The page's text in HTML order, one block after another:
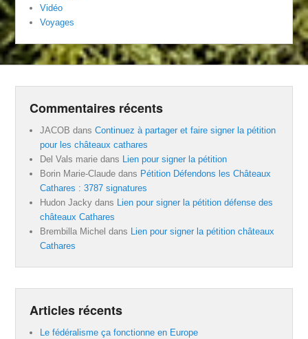
Vidéo
Voyages
Commentaires récents
JACOB dansContinuez à partager et faire signer la pétition
pour les châteaux cathares
Del Vals marie dans Lien pour signer la pétition
Borin Marie-Claude dans Pétition Défendons les Châteaux
Cathares : 3787 signatures
Hudon Jacky dans Lien pour signer la pétition défense des
châteaux Cathares
Brembilla Michel dans Lien pour signer la pétition châteaux
Cathares
Articles récents
Le fédéralisme ça fonctionne en Europe